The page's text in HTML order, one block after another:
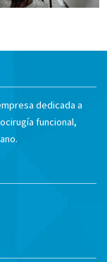
dedicada a
funcional,